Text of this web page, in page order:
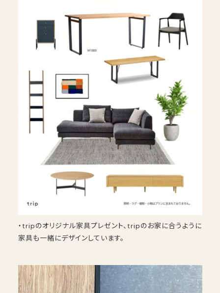
・tripのオリジナル家具プレゼント、tripのお家に合うように
家具も一緒にデザインしています。